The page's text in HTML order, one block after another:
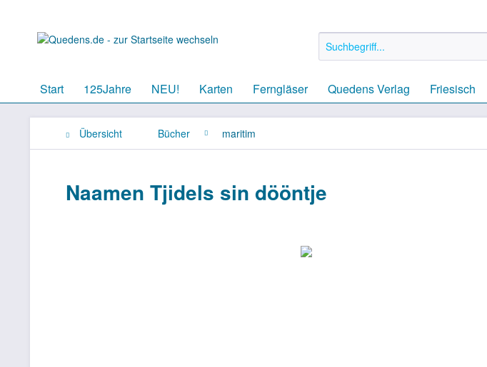
Start 125Jahre NEU! Karten Ferngläser Quedens Verlag Friesisch
Übersicht Bücher maritim
Naamen Tjidels sin dööntje